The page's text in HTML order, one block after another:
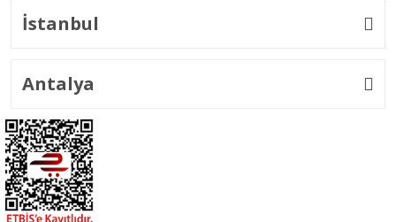
İstanbul
Antalya